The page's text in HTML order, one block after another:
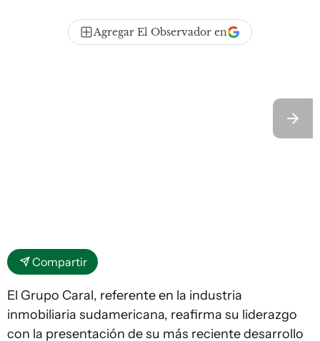
Agregar El Observador en
Compartir
El Grupo Caral, referente en la industria
inmobiliaria sudamericana, reafirma su liderazgo
con la presentación de su más reciente desarrollo